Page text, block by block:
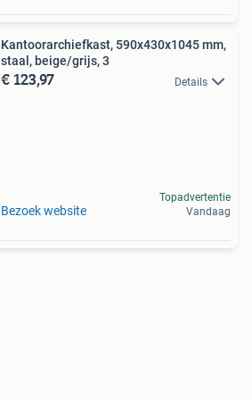
Kantoorarchiefkast, 590x430x1045 mm,
staal, beige/grijs, 3
€ 123,97 Details
Bezoek website
Topadvertentie
Vandaag